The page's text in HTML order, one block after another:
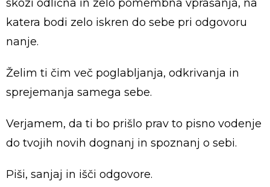
skozi odlična in zelo pomembna vprašanja, na
katera bodi zelo iskren do sebe pri odgovoru
nanje.
Želim ti čim več poglabljanja, odkrivanja in
sprejemanja samega sebe.
Verjamem, da ti bo prišlo prav to pisno vodenje
do tvojih novih dognanj in spoznanj o sebi.
Piši, sanjaj in išči odgovore.